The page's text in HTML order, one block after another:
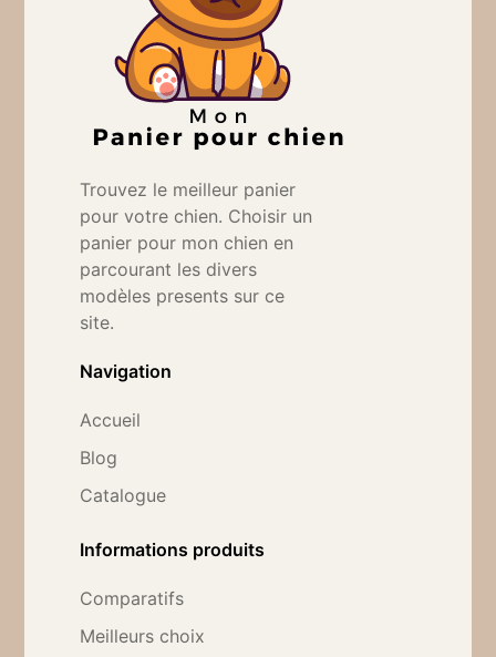
Trouvez le meilleur panier
pour votre chien. Choisir un
panier pour mon chien en
parcourant les divers
modèles presents sur ce
site.
Navigation
Accueil
Blog
Catalogue
Informations produits
Comparatifs
Meilleurs choix